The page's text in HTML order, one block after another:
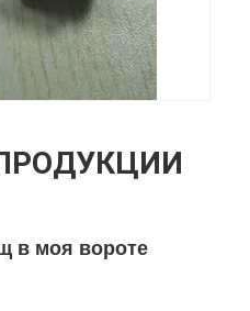
в моя вороте